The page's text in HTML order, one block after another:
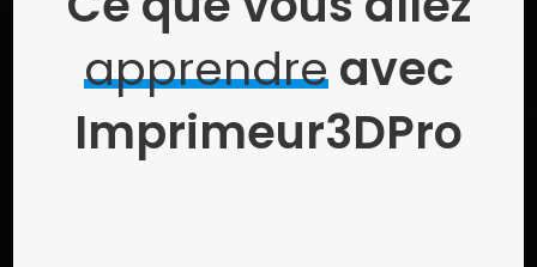
apprendreavec
Imprimeur3DPro